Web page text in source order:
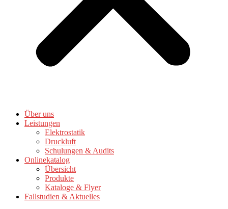
Über uns
Leistungen
Elektrostatik
Druckluft
Schulungen & Audits
Onlinekatalog
Übersicht
Produkte
Kataloge & Flyer
Fallstudien & Aktuelles